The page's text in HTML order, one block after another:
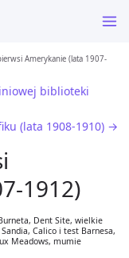
Amerykanie (lata 1907-
biblioteki
(lata 1908-1910) →
1912)
Dent Site, wielkie
Calico i test Barnesa,
Meadows, mumie